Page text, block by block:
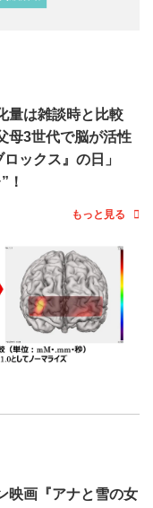
量は雑談時と比較
母3世代で脳が活性
ックス』の日」
！
もっと見る
映画『アナと雪の女